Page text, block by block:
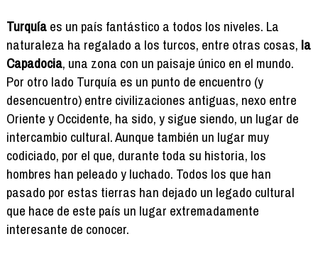
Turquíaes un país fantástico a todos los niveles. La
naturaleza ha regalado a los turcos, entre otras cosas, la
Capadocia, una zona con un paisaje único en el mundo.
Por otro lado Turquía es un punto de encuentro (y
desencuentro) entre civilizaciones antiguas, nexo entre
Oriente y Occidente, ha sido, y sigue siendo, un lugar de
intercambio cultural. Aunque también un lugar muy
codiciado, por el que, durante toda su historia, los
hombres han peleado y luchado. Todos los que han
pasado por estas tierras han dejado un legado cultural
que hace de este país un lugar extremadamente
interesante de conocer.